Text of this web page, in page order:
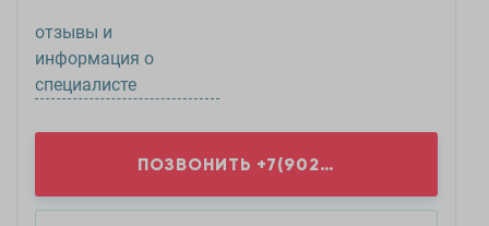
отзывы и
информация о
специалисте
ПОЗВОНИТЬ +7(902)8...